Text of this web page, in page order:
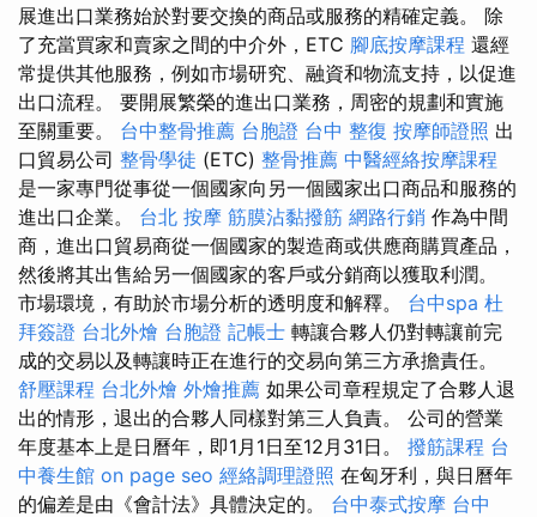
展進出口業務始於對要交換的商品或服務的精確定義。 除
了充當買家和賣家之間的中介外，ETC 腳底按摩課程 還經
常提供其他服務，例如市場研究、融資和物流支持，以促進
出口流程。 要開展繁榮的進出口業務，周密的規劃和實施
至關重要。 台中整骨推薦 台胞證 台中 整復 按摩師證照 出
口貿易公司 整骨學徒 (ETC) 整骨推薦 中醫經絡按摩課程
是一家專門從事從一個國家向另一個國家出口商品和服務的
進出口企業。 台北 按摩 筋膜沾黏撥筋 網路行銷 作為中間
商，進出口貿易商從一個國家的製造商或供應商購買產品，
然後將其出售給另一個國家的客戶或分銷商以獲取利潤。
市場環境，有助於市場分析的透明度和解釋。 台中spa 杜
拜簽證 台北外燴 台胞證 記帳士 轉讓合夥人仍對轉讓前完
成的交易以及轉讓時正在進行的交易向第三方承擔責任。
舒壓課程 台北外燴 外燴推薦 如果公司章程規定了合夥人退
出的情形，退出的合夥人同樣對第三人負責。 公司的營業
年度基本上是日曆年，即1月1日至12月31日。 撥筋課程 台
中養生館 on page seo 經絡調理證照 在匈牙利，與日曆年
的偏差是由《會計法》具體決定的。 台中泰式按摩 台中